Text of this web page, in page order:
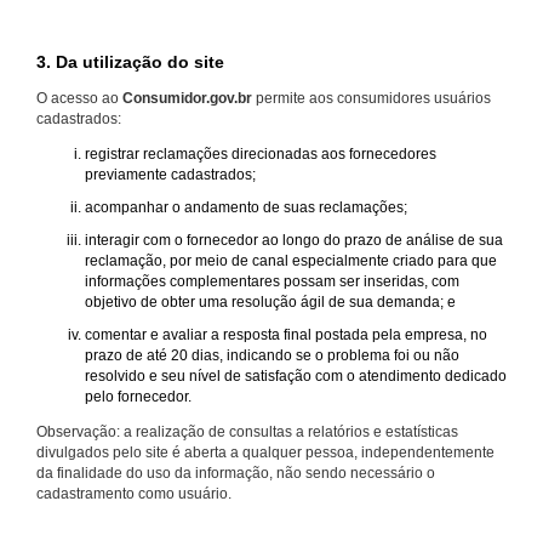
3. Da utilização do site
O acesso ao Consumidor.gov.br permite aos consumidores usuários
cadastrados:
registrar reclamações direcionadas aos fornecedores
previamente cadastrados;
acompanhar o andamento de suas reclamações;
interagir com o fornecedor ao longo do prazo de análise de sua
reclamação, por meio de canal especialmente criado para que
informações complementares possam ser inseridas, com
objetivo de obter uma resolução ágil de sua demanda; e
comentar e avaliar a resposta final postada pela empresa, no
prazo de até 20 dias, indicando se o problema foi ou não
resolvido e seu nível de satisfação com o atendimento dedicado
pelo fornecedor.
Observação: a realização de consultas a relatórios e estatísticas
divulgados pelo site é aberta a qualquer pessoa, independentemente
da finalidade do uso da informação, não sendo necessário o
cadastramento como usuário.